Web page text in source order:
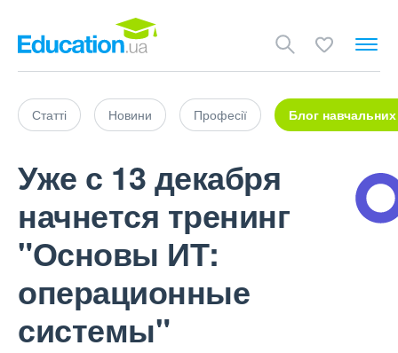
Статті Новини Професії Блог навчальних
Уже с 13 декабря
начнется тренинг
"Основы ИТ:
операционные
системы"